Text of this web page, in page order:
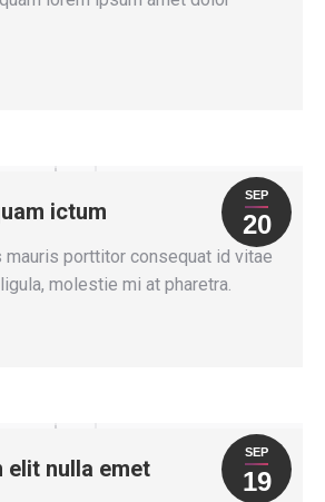
SEP
20
ictum
mauris porttitor consequat id vitae
molestie mi at pharetra.
SEP
19
elit nulla emet